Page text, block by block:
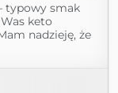
typowy smak
keto
nadzieję, że